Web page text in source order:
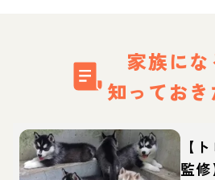
家族にな
知っておき
【
監